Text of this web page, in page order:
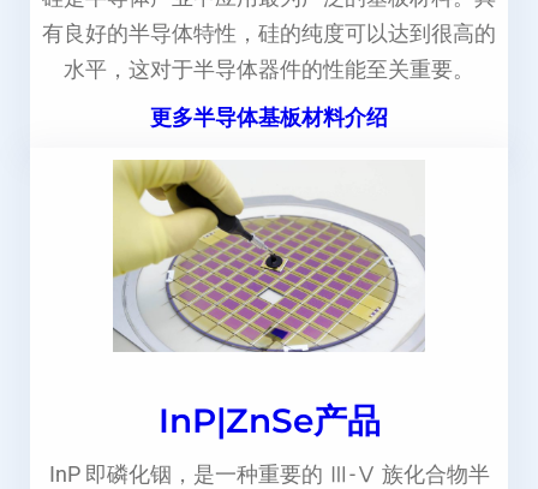
有良好的半导体特性，硅的纯度可以达到很高的
水平，这对于半导体器件的性能至关重要。
更多半导体基板材料介绍
InP|ZnSe产品
InP 即磷化铟，是一种重要的 Ⅲ-Ⅴ 族化合物半